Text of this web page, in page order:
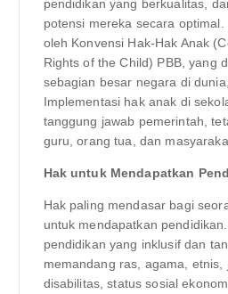
pendidikan yang berkualitas,
potensi mereka secara
oleh Konvensi Hak-Hak Anak
Rights of the Child) PBB, yang
sebagian besar negara di
Implementasi hak anak di
tanggung jawab pemerintah,
guru, orang tua, dan
Hak untuk Mendapatkan
Hak paling mendasar bagi
untuk mendapatkan
pendidikan yang inklusif dan
memandang ras, agama, etnis,
disabilitas, status sosial